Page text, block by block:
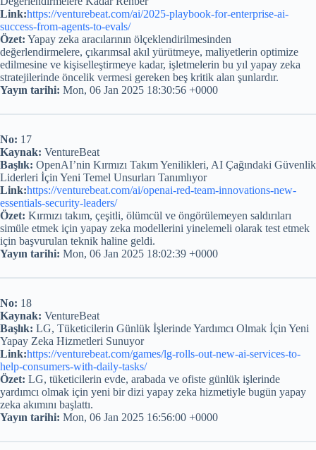
Link:https://venturebeat.com/ai/2025-playbook-for-enterprise-ai-
success-from-agents-to-evals/
Özet: Yapay zeka aracılarının ölçeklendirilmesinden
değerlendirmelere, çıkarımsal akıl yürütmeye, maliyetlerin optimize
edilmesine ve kişiselleştirmeye kadar, işletmelerin bu yıl yapay zeka
stratejilerinde öncelik vermesi gereken beş kritik alan şunlardır.
Yayın tarihi: Mon, 06 Jan 2025 18:30:56 +0000
No: 17
Kaynak: VentureBeat
Başlık: OpenAI’nin Kırmızı Takım Yenilikleri, AI Çağındaki Güvenlik
Liderleri İçin Yeni Temel Unsurları Tanımlıyor
Link:https://venturebeat.com/ai/openai-red-team-innovations-new-
essentials-security-leaders/
Özet: Kırmızı takım, çeşitli, ölümcül ve öngörülemeyen saldırıları
simüle etmek için yapay zeka modellerini yinelemeli olarak test etmek
için başvurulan teknik haline geldi.
Yayın tarihi: Mon, 06 Jan 2025 18:02:39 +0000
No: 18
Kaynak: VentureBeat
Başlık: LG, Tüketicilerin Günlük İşlerinde Yardımcı Olmak İçin Yeni
Yapay Zeka Hizmetleri Sunuyor
Link:https://venturebeat.com/games/lg-rolls-out-new-ai-services-to-
help-consumers-with-daily-tasks/
Özet: LG, tüketicilerin evde, arabada ve ofiste günlük işlerinde
yardımcı olmak için yeni bir dizi yapay zeka hizmetiyle bugün yapay
zeka akımını başlattı.
Yayın tarihi: Mon, 06 Jan 2025 16:56:00 +0000